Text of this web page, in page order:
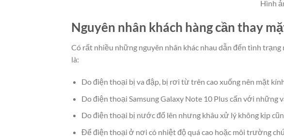
Hình
Nguyên nhân khách hàng cần thay
Có rất nhiều những nguyên nhân khác nhau dẫn đến tình
là:
Do điện thoại bị va đập, bị rơi từ trên cao xuống nên mặt
Do điện thoại Samsung Galaxy Note 10 Plus cấn với những
Do điện thoại bị nước đổ lên nhưng khâu xử lý không kịp
Để điện thoại ở nơi có nhiệt độ quá cao hoặc môi trường